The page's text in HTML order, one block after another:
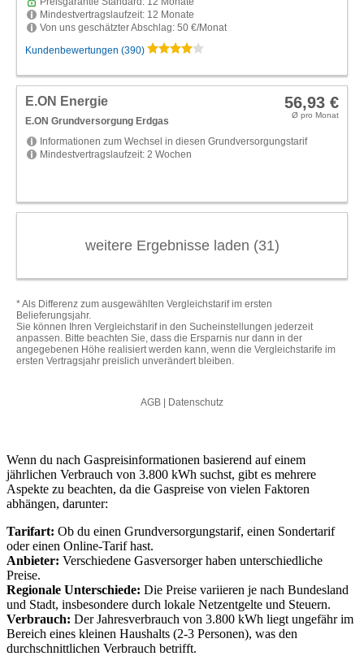
Wenn du nach Gaspreisinformationen basierend auf einem
jährlichen Verbrauch von 3.800 kWh suchst, gibt es mehrere
Aspekte zu beachten, da die Gaspreise von vielen Faktoren
abhängen, darunter:
Tarifart: Ob du einen Grundversorgungstarif, einen Sondertarif
oder einen Online-Tarif hast.
Anbieter: Verschiedene Gasversorger haben unterschiedliche
Preise.
Regionale Unterschiede: Die Preise variieren je nach Bundesland
und Stadt, insbesondere durch lokale Netzentgelte und Steuern.
Verbrauch: Der Jahresverbrauch von 3.800 kWh liegt ungefähr im
Bereich eines kleinen Haushalts (2-3 Personen), was den
durchschnittlichen Verbrauch betrifft.